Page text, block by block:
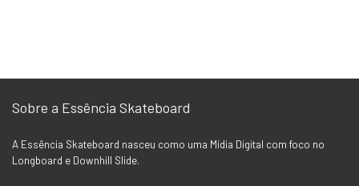
Sobre a Essência Skateboard
A Essência Skateboard nasceu como uma Mídia Digital com foco no
Longboard e Downhill Slide.